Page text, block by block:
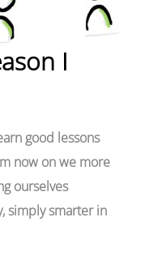
I
good lessons
now on we more
ourselves
simply smarter in